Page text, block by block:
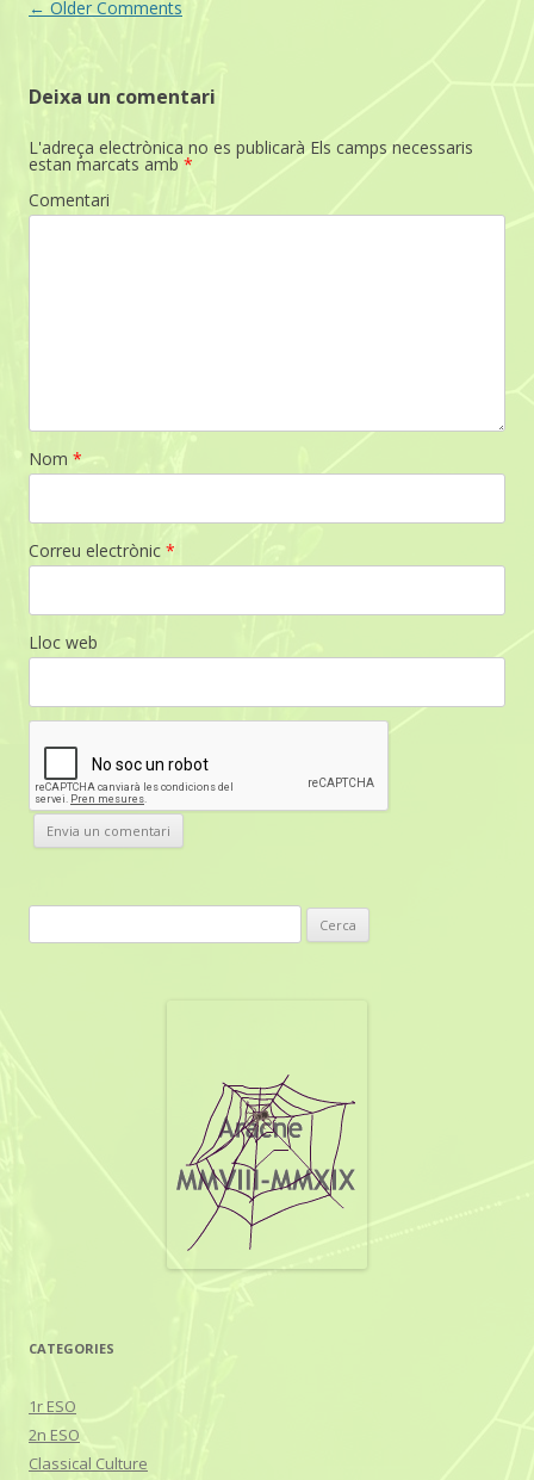
Comment
← Older Comments
Deixa un comentari
L'adreça electrònica no es publicarà Els camps necessaris
estan marcats amb *
Comentari
Nom *
Correu electrònic *
Lloc web
e
CATEGORIES
1r ESO
2n ESO
Classical Culture